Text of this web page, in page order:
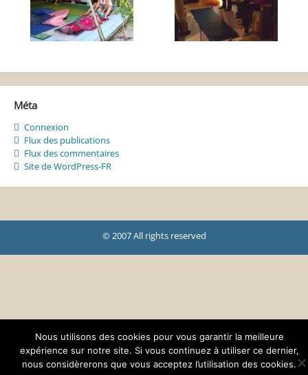
Méta
Connexion
Flux des publications
Flux des commentaires
Site de WordPress-FR
© 2007 All rights reserved
Nous utilisons des cookies pour vous garantir la meilleure
expérience sur notre site. Si vous continuez à utiliser ce dernier,
nous considèrerons que vous acceptez l’utilisation des cookies.